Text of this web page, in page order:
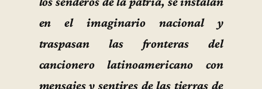
en el imaginario nacional y
traspasan las fronteras del
cancionero latinoamericano con
mensajes y sentires de las tierras de